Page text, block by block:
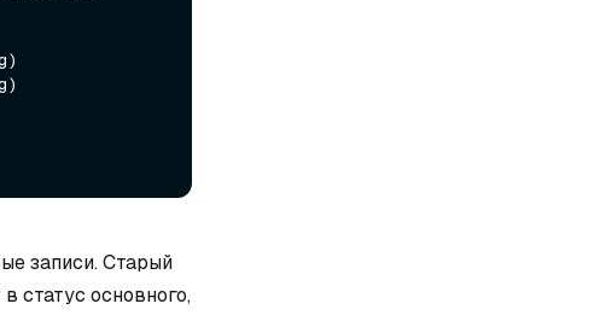
записи. Старый
статус основного,